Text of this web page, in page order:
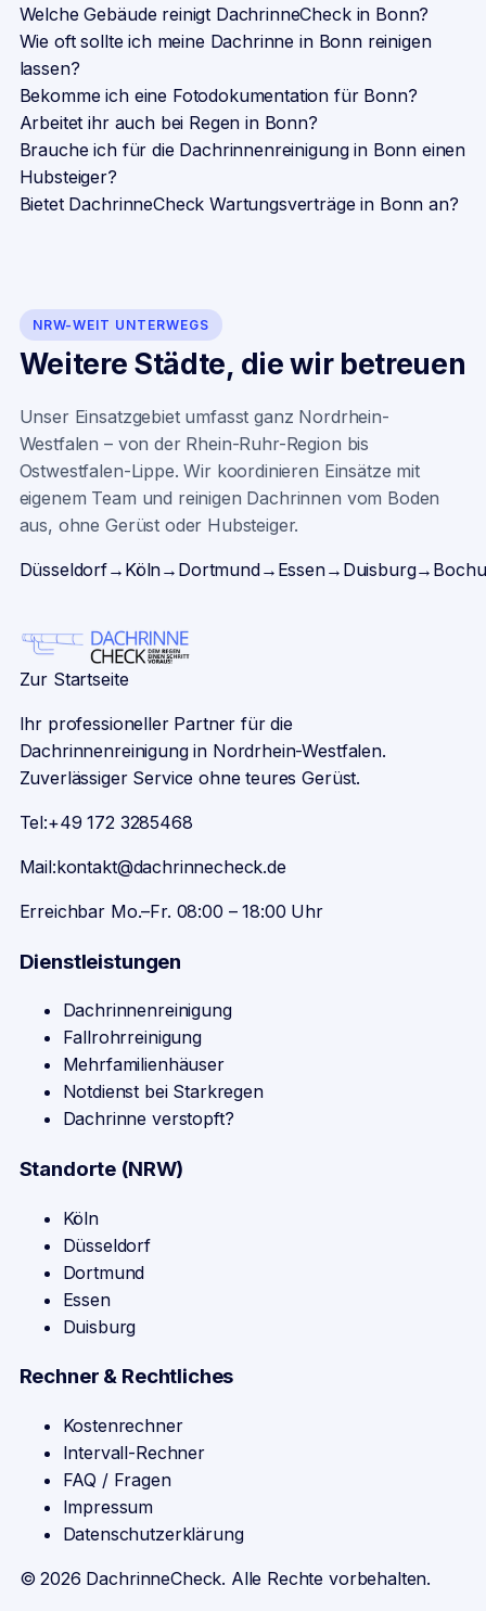
Welche Gebäude reinigt DachrinneCheck in Bonn?
Wie oft sollte ich meine Dachrinne in Bonn reinigen
lassen?
Bekomme ich eine Fotodokumentation für Bonn?
Arbeitet ihr auch bei Regen in Bonn?
Brauche ich für die Dachrinnenreinigung in Bonn einen
Hubsteiger?
Bietet DachrinneCheck Wartungsverträge in Bonn an?
NRW-WEIT UNTERWEGS
Weitere Städte, die wir betreuen
Unser Einsatzgebiet umfasst ganz Nordrhein-
Westfalen – von der Rhein-Ruhr-Region bis
Ostwestfalen-Lippe. Wir koordinieren Einsätze mit
eigenem Team und reinigen Dachrinnen vom Boden
aus, ohne Gerüst oder Hubsteiger.
Düsseldorf→ Köln→ Dortmund→ Essen→ Duisburg→
Zur Startseite
Ihr professioneller Partner für die
Dachrinnenreinigung in Nordrhein-Westfalen.
Zuverlässiger Service ohne teures Gerüst.
Tel:+49 172 3285468
Mail:kontakt@dachrinnecheck.de
Erreichbar Mo.–Fr. 08:00 – 18:00 Uhr
Dienstleistungen
Dachrinnenreinigung
Fallrohrreinigung
Mehrfamilienhäuser
Notdienst bei Starkregen
Dachrinne verstopft?
Standorte (NRW)
Köln
Düsseldorf
Dortmund
Essen
Duisburg
Rechner & Rechtliches
Kostenrechner
Intervall-Rechner
FAQ / Fragen
Impressum
Datenschutzerklärung
©2026 DachrinneCheck. Alle Rechte vorbehalten.